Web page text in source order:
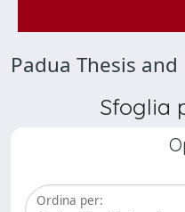
Padua Thesis
Sfoglia
Ordina per: